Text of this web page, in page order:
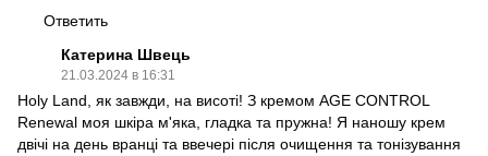
Ответить
Катерина Швець
21.03.2024 в 16:31
Holy Land, як завжди, на висоті! З кремом AGE CONTROL
Renewal моя шкіра м'яка, гладка та пружна! Я наношу крем
двічі на день вранці та ввечері після очищення та тонізування